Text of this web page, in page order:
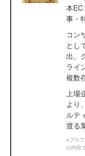
本EC
事・
コン
とし
出。
ライ
複数
上場
より
ルテ
渡る
※プロ
の内容